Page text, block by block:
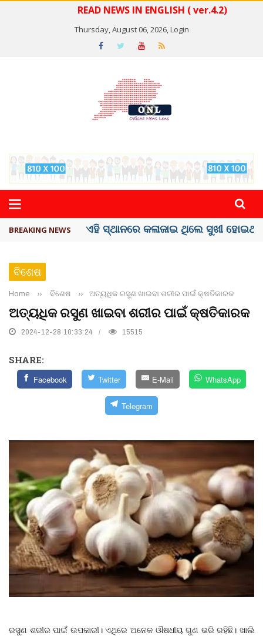
READ NEWS IN ENGLISH ( ver.4.2)
Thursday, August 06, 2026,Login
BREAKING NEWS ଦେଶରେ ପ୍ଲାଷ୍ଟିକ୍ ନୋଟ୍‌ ପ୍ରଚଳନ ...
ବିଶେଷ
Home ›› ବିଶେଷ ›› ଅତ୍ୟଧିକ ରସୁଣ ଖାଇବା ଶରୀର ପାଇଁ କ୍ଷତିକାରକ
ଅତ୍ୟଧିକ ରସୁଣ ଖାଇବା ଶରୀର ପାଇଁ କ୍ଷତିକାରକ
2024-12-28 10:33:24 15515
SHARE:
Facebook Twitter E-Mail WhatsApp
Telegram
ରସୁଣ ଶରୀର ପାଇଁ ଉପକାରୀ। ଏଥିରେ ଅନେକ ଔଷଧୀୟ ଗୁଣ ଭରି ରହିଛି। ଖାଲି